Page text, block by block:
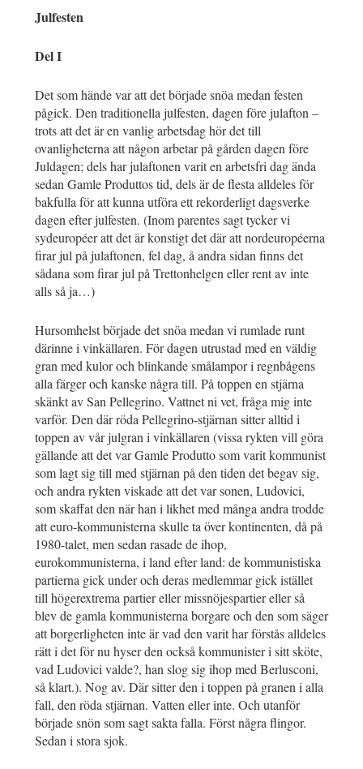
Julfesten
Del I
Det som hände var att det började snöa medan festen
pågick. Den traditionella julfesten, dagen före julafton –
trots att det är en vanlig arbetsdag hör det till
ovanligheterna att någon arbetar på gården dagen före
Juldagen; dels har julaftonen varit en arbetsfri dag ända
sedan Gamle Produttos tid, dels är de flesta alldeles för
bakfulla för att kunna utföra ett rekorderligt dagsverke
dagen efter julfesten. (Inom parentes sagt tycker vi
sydeuropéer att det är konstigt det där att nordeuropéerna
firar jul på julaftonen, fel dag, å andra sidan finns det
sådana som firar jul på Trettonhelgen eller rent av inte
alls så ja…)
Hursomhelst började det snöa medan vi rumlade runt
därinne i vinkällaren. För dagen utrustad med en väldig
gran med kulor och blinkande smålampor i regnbågens
alla färger och kanske några till. På toppen en stjärna
skänkt av San Pellegrino. Vattnet ni vet, fråga mig inte
varför. Den där röda Pellegrino-stjärnan sitter alltid i
toppen av vår julgran i vinkällaren (vissa rykten vill göra
gällande att det var Gamle Produtto som varit kommunist
som lagt sig till med stjärnan på den tiden det begav sig,
och andra rykten viskade att det var sonen, Ludovici,
som skaffat den när han i likhet med många andra trodde
att euro-kommunisterna skulle ta över kontinenten, då på
1980-talet, men sedan rasade de ihop,
eurokommunisterna, i land efter land: de kommunistiska
partierna gick under och deras medlemmar gick istället
till högerextrema partier eller missnöjespartier eller så
blev de gamla kommunisterna borgare och den som säger
att borgerligheten inte är vad den varit har förstås alldeles
rätt i det för nu hyser den också kommunister i sitt sköte,
vad Ludovici valde?, han slog sig ihop med Berlusconi,
så klart.). Nog av. Där sitter den i toppen på granen i alla
fall, den röda stjärnan. Vatten eller inte. Och utanför
började snön som sagt sakta falla. Först några flingor.
Sedan i stora sjok.